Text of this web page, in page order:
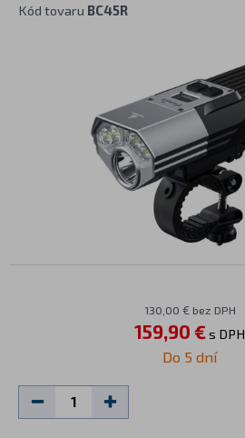
Kód tovaru BC45R
130,00 € bez DPH
159,90 €s DPH
Do 5 dní